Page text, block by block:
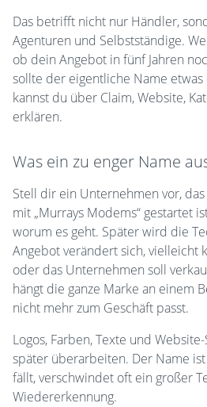
Das betrifft nicht nur Händler,
Agenturen und Selbstständige.
ob dein Angebot in fünf Jahren
sollte der eigentliche Name
kannst du über Claim, Website,
erklären.
Was ein zu enger Name
Stell dir ein Unternehmen vor,
mit „Murrays Modems“ gestartet
worum es geht. Später wird die
Angebot verändert sich, vielleicht
oder das Unternehmen soll
hängt die ganze Marke an einem
nicht mehr zum Geschäft passt.
Logos, Farben, Texte und
später überarbeiten. Der Name
fällt, verschwindet oft ein großer
Wiedererkennung.